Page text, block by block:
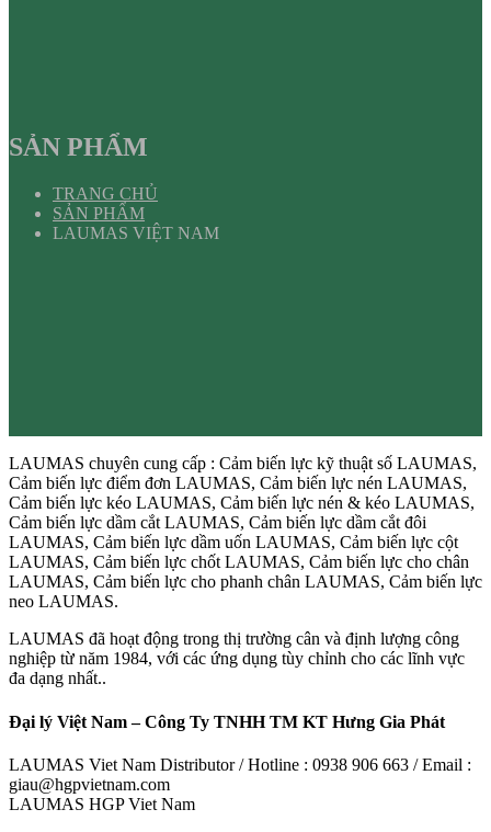
SẢN PHẨM
TRANG CHỦ
SẢN PHẨM
LAUMAS VIỆT NAM
LAUMAS chuyên cung cấp : Cảm biến lực kỹ thuật số LAUMAS,
Cảm biến lực điểm đơn LAUMAS, Cảm biến lực nén LAUMAS,
Cảm biến lực kéo LAUMAS, Cảm biến lực nén & kéo LAUMAS,
Cảm biến lực dầm cắt LAUMAS, Cảm biến lực dầm cắt đôi
LAUMAS, Cảm biến lực dầm uốn LAUMAS, Cảm biến lực cột
LAUMAS, Cảm biến lực chốt LAUMAS, Cảm biến lực cho chân
LAUMAS, Cảm biến lực cho phanh chân LAUMAS, Cảm biến lực
neo LAUMAS.
LAUMAS đã hoạt động trong thị trường cân và định lượng công
nghiệp từ năm 1984, với các ứng dụng tùy chỉnh cho các lĩnh vực
đa dạng nhất..
Đại lý Việt Nam – Công Ty TNHH TM KT Hưng Gia Phát
LAUMAS Viet Nam Distributor / Hotline : 0938 906 663 / Email :
giau@hgpvietnam.com
LAUMAS HGP Viet Nam